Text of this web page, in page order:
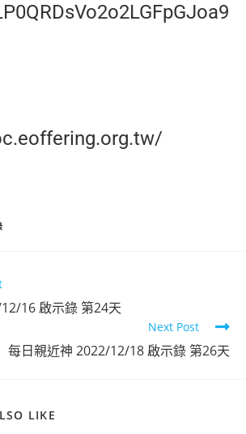
16 啟示錄 第24天
Next Post
每日親近神 2022/12/18 啟示錄 第26天
LIKE